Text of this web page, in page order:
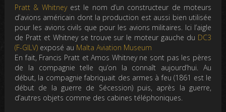
Pratt & Whitneyest le nom d’un constructeur de moteurs
d’avions américain dont la production est aussi bien utilisée
pour les avions civils que pour les avions militaires. Ici l’aigle
de Pratt et Whitney se trouve sur le moteur gauche du DC3
(F-GILV) exposé au Malta Aviation Museum
En fait, Francis Pratt et Amos Whitney ne sont pas les pères
de la compagnie telle qu’on la connaît aujourd’hui. Au
début, la compagnie fabriquait des armes à feu (1861 est le
début de la guerre de Sécession) puis, après la guerre,
d’autres objets comme des cabines téléphoniques.